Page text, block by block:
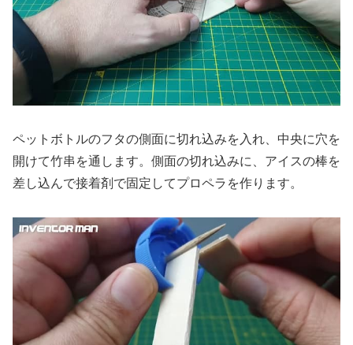
ペットボトルのフタの側面に切れ込みを入れ、中央に穴を
開けて竹串を通します。側面の切れ込みに、アイスの棒を
差し込んで接着剤で固定してプロペラを作ります。